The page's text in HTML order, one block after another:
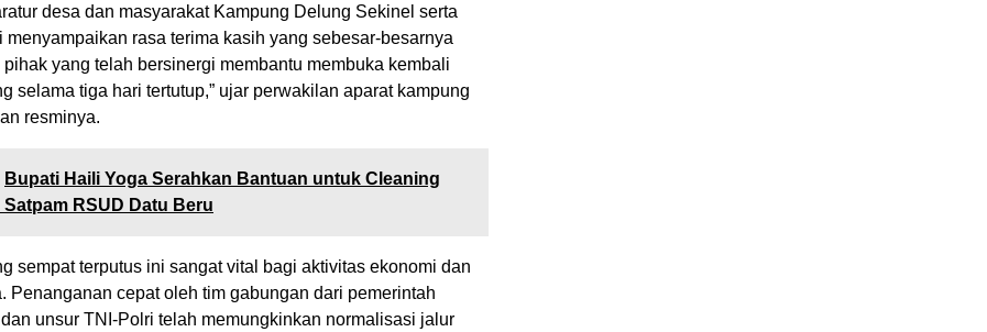
desa dan masyarakat Kampung Delung Sekinel serta
menyampaikan rasa terima kasih yang sebesar-besarnya
yang telah bersinergi membantu membuka kembali
selama tiga hari tertutup,” ujar perwakilan aparat kampung
resminya.
Bupati Haili Yoga Serahkan Bantuan untuk Cleaning
RSUD Datu Beru
sempat terputus ini sangat vital bagi aktivitas ekonomi dan
Penanganan cepat oleh tim gabungan dari pemerintah
unsur TNI-Polri telah memungkinkan normalisasi jalur